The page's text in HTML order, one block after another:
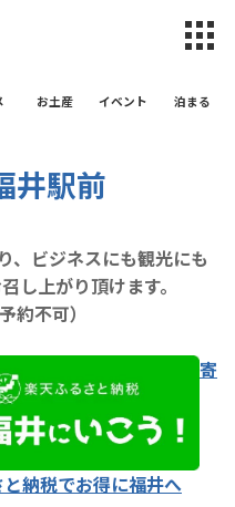
観光
お土産 イベント 泊まる
井駅前
、ビジネスにも観光にも
し上がり頂けます。
不可）
寄
納税でお得に福井へ